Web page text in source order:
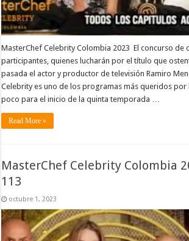
MasterChef Celebrity Colombia 2023 El concurso de
participantes, quienes lucharán por el título que
pasada el actor y productor de televisión Ramiro
Celebrity es uno de los programas más queridos
poco para el inicio de la quinta temporada …
Read More »
MasterChef Celebrity Colombia
113
octubre 1, 2023